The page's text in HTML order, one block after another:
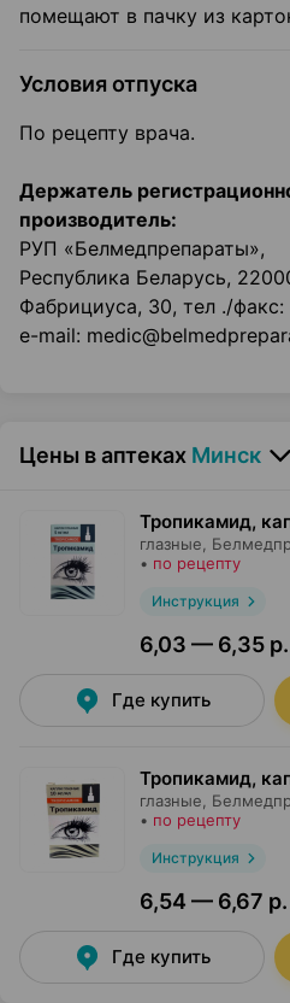
помещают в пачку из
Условия отпуска
По рецепту врача.
Держатель
производитель:
РУП «Белмедпрепараты»,
Республика Беларусь,
Фабрициуса, 30, тел ./
e-mail:
Цены в аптеках Минск
Тропикамид,
глазные,
• по рецепту
Инструкция
6,03 — 6,35 р.
Где купить
Тропикамид,
глазные,
• по рецепту
Инструкция
6,54 — 6,67 р.
Где купить